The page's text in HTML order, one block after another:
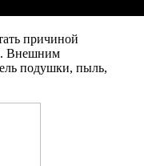
причиной
Внешним
подушки, пыль,